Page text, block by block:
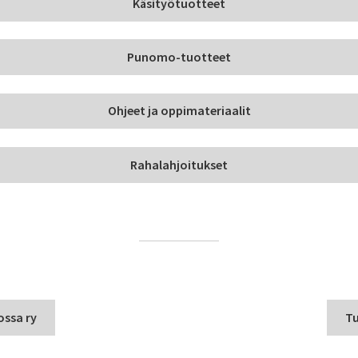
Punomo-tuotteet
Ohjeet ja oppimateriaalit
Rahalahjoitukset
ry